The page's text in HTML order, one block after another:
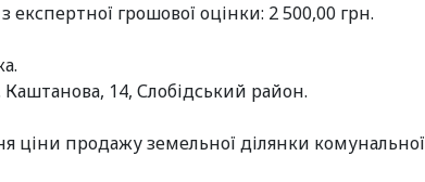
грошової оцінки: 2 500,00 грн.
Каштанова, 14, Слобідський район.
ціни продажу земельної ділянки комунальної